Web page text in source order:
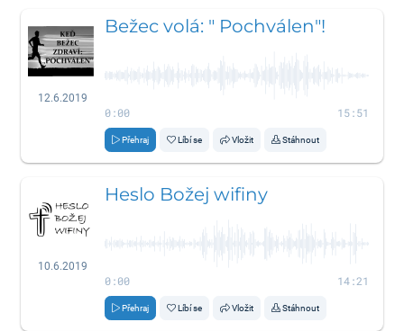
12.6.2019
Bežec volá: " Pochválen"!
0:00 15:51
Přehraj Líbí se Vložit Stáhnout
10.6.2019
Heslo Božej wifiny
0:00 14:21
Přehraj Líbí se Vložit Stáhnout